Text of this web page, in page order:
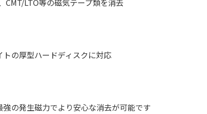
LTO等の磁気テープ類を消去
の厚型ハードディスクに対応
の発生磁力でより安心な消去が可能です